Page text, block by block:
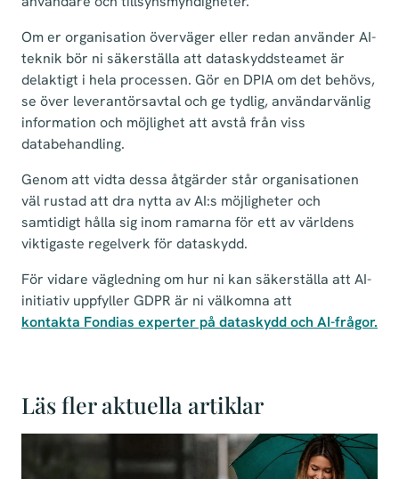
Om er organisation överväger eller redan använder AI-
teknik bör ni säkerställa att dataskyddsteamet är
delaktigt i hela processen. Gör en DPIA om det behövs,
se över leverantörsavtal och ge tydlig, användarvänlig
information och möjlighet att avstå från viss
databehandling.
Genom att vidta dessa åtgärder står organisationen
väl rustad att dra nytta av AI:s möjligheter och
samtidigt hålla sig inom ramarna för ett av världens
viktigaste regelverk för dataskydd.
För vidare vägledning om hur ni kan säkerställa att AI-
initiativ uppfyller GDPR är ni välkomna att
kontakta Fondias experter på dataskydd och AI-frågor.
Läs fler aktuella artiklar